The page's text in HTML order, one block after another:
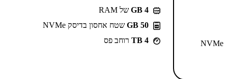
GB 4 של RAM
50 GB
שטח אחסון בדיסק NVMe
4 TB
רוחב פס